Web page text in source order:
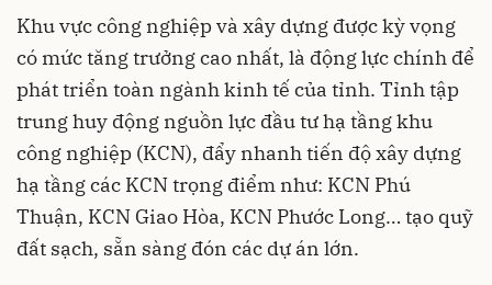
Khu vực công nghiệp và xây dựng được kỳ vọng
có mức tăng trưởng cao nhất, là động lực chính để
phát triển toàn ngành kinh tế của tỉnh. Tỉnh tập
trung huy động nguồn lực đầu tư hạ tầng khu
công nghiệp (KCN), đẩy nhanh tiến độ xây dựng
hạ tầng các KCN trọng điểm như: KCN Phú
Thuận, KCN Giao Hòa, KCN Phước Long… tạo quỹ
đất sạch, sẵn sàng đón các dự án lớn.